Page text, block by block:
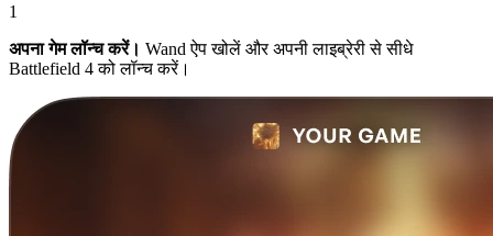
1
अपना गेम लॉन्च करें। Wand ऐप खोलें और अपनी लाइब्रेरी से सीधे
Battlefield 4 को लॉन्च करें।